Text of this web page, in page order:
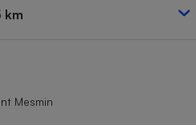
km
Mesmin
Banque